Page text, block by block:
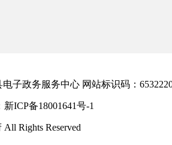
子政务服务中心 网站标识码：
ICP备18001641号-1
Rights Reserved